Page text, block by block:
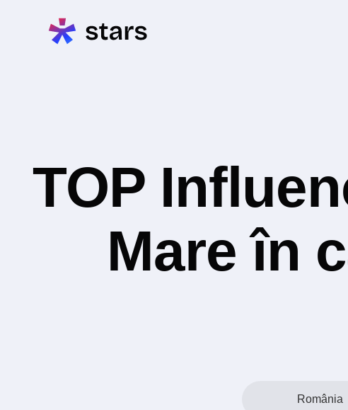
TOP
Mare în
România